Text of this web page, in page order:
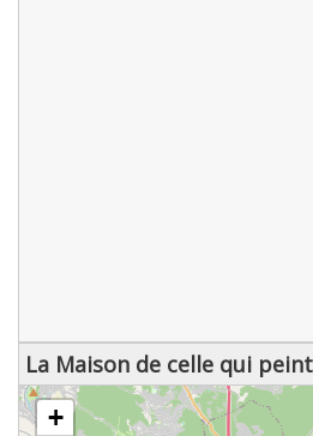
La Maison de celle qui peint
chargement de la carte - veuillez patienter...
+